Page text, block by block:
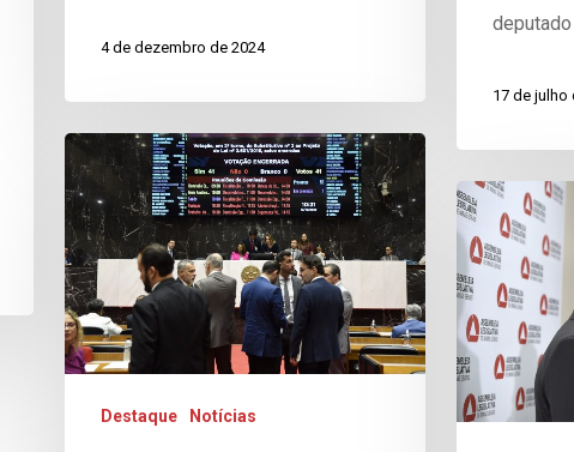
4 de dezembro de 2024
deputado
17 de julho
Destaque Notícias